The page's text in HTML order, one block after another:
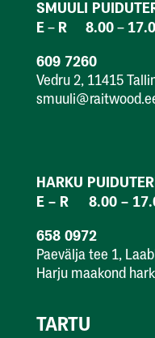
SMUULI
E– R 8.00–
609 7260
Vedru 2, 11415
HARKU
E – R 8.00 –
658 0972
Paevälja tee 1,
Harju maakond
TARTU